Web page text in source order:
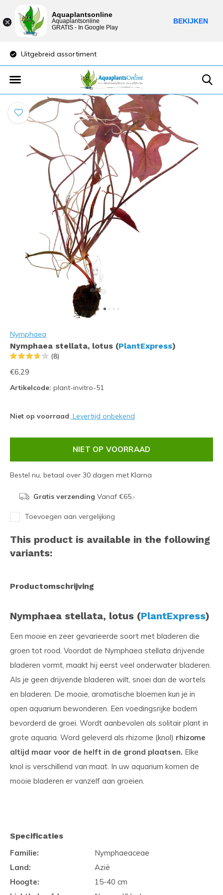
Uitgebreid assortiment
Nymphaea
Nymphaea stellata, lotus (PlantExpress)
(8)
€6,29
Artikelcode: plant-invitro-51
Niet op voorraad: Levertijd onbekend
NIET OP VOORRAAD
Bestel nu, betaal over 30 dagen met Klarna
Gratis verzending Vanaf €65,-
Toevoegen aan vergelijking
This product is available in the following
variants:
Productomschrijving
Nymphaea stellata, lotus (PlantExpress)
Een mooie en zeer gevarieerde soort met bladeren die
groen tot rood. Voordat de Nymphaea stellata drijvende
bladeren vormt, maakt hij eerst veel onderwater bladeren.
Als je geen drijvende bladeren wilt, snoei dan de wortels
en bladeren. De mooie, aromatische bloemen kun je in
open aquarium bewonderen. Een voedingsrijke bodem
bevorderd de groei. Wordt aanbevolen als solitair plant in
grote aquaria. Word geleverd als rhizome (knol) rhizome
altijd maar voor de helft in de grond plaatsen. Elke
knol is verschillend van maat. In uw aquarium komen de
mooie bladeren er vanzelf aan groeien.
Specificaties
Familie:
Nymphaeaceae
Land:
Azië
Hoogte:
15-40 cm
Aquaplantsonline
Aquaplantsonline
GRATIS - In Google Play
BEKIJKEN